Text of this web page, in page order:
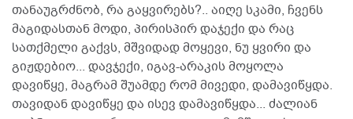
თანაუგრძნობ, რა გაყვირებს?.. აიღე სკამი, ჩვენს
მაგიდასთან მოდი, პირისპირ დაჯექი და რაც
სათქმელი გაქვს, მშვიდად მოყევი, ნუ ყვირი და
გიჟდებიო... დავჯექი, იგავ-არაკის მოყოლა
დავიწყე, მაგრამ შუამდე რომ მივედი, დამავიწყდა.
თავიდან დავიწყე და ისევ დამავიწყდა... ძალიან